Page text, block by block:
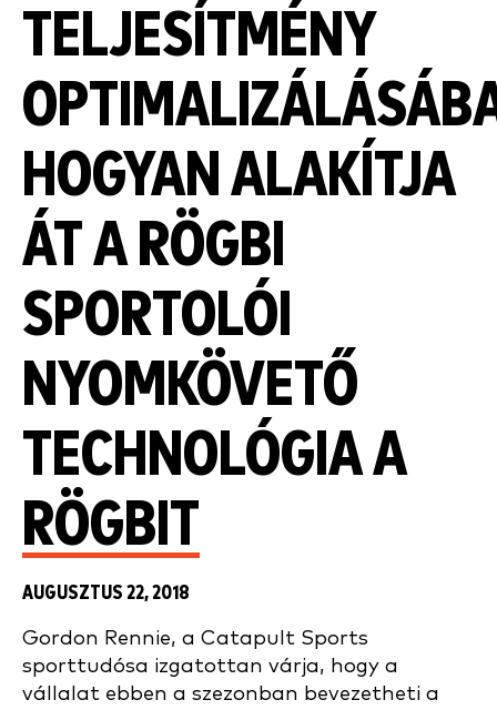
TELJESÍTMÉNY
HOGYAN ALAKÍTJA
ÁT A RÖGBI
SPORTOLÓI
NYOMKÖVETŐ
TECHNOLÓGIA A
RÖGBIT
AUGUSZTUS 22, 2018
Gordon Rennie, a Catapult Sports
sporttudósa izgatottan várja, hogy a
vállalat ebben a szezonban bevezetheti a